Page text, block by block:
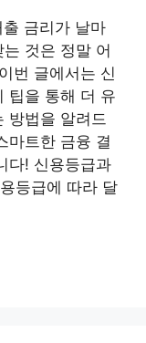
금리가 날마
것은 정말 어
번 글에서는 신
팁을 통해 더 유
방법을 알려드
마트한 금융 결
다! 신용등급과
등급에 따라 달